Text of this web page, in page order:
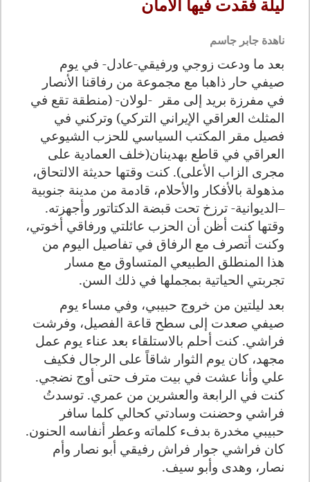
ليلة فقدت فيها الأمان
ناهدة جابر جاسم
بعد ما ودعت زوجي ورفيقي-عادل- في يوم
صيفي حار ذاهبا مع مجموعة من رفاقنا الأنصار
في مفرزة بريد إلى مقر -لولان- (منطقة تقع في
المثلث العراقي الإيراني التركي) وتركني في
فصيل مقر المكتب السياسي للحزب الشيوعي
العراقي في قاطع بهدينان(خلف العمادية على
مجرى الزاب الأعلى). كنت وقتها حديثة الالتحاق،
مذهولة بالأفكار والأحلام، قادمة من مدينة جنوبية
–الديوانية- ترزخ تحت قبضة الدكتاتور وأجهزته.
وقتها كنت أظن أن الحزب عائلتي ورفاقي أخوتي،
وكنت أتصرف مع الرفاق في تفاصيل اليوم من
هذا المنطلق الطبيعي المتساوق مع مسار
تجربتي الحياتية بمجملها في ذلك السن.
بعد ليلتين من خروج حبيبي، وفي مساء يوم
صيفي صعدت إلى سطح قاعة الفصيل، وفرشت
فراشي. كنت أحلم بالاستلقاء بعد عناء يوم عمل
مجهد، كان يوم الثوار شاقاً على الرجال فكيف
علي وأنا عشت في بيت مترف حتى أوج نضجي.
كنت في الرابعة والعشرين من عمري. توسدتُ
فراشي وحضنت وسادتي كحالي كلما سافر
حبيبي مخدرة بدفء كلماته وعطر أنفاسه الحنون.
كان فراشي جوار فراش رفيقي أبو نصار وأم
نصار، وهدى وأبو سيف.